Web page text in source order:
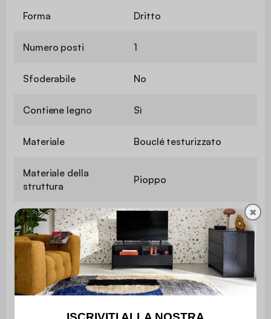
Forma Dritto
Numero posti 1
Sfoderabile No
Contiene legno Sì
Materiale Bouclé testurizzato
Materiale della
struttura
Pioppo
Materiale dei cuscini Bouclé testurizzata
Densità del tessuto 500 g/m²
Rivestimento PU
Densità della
✖